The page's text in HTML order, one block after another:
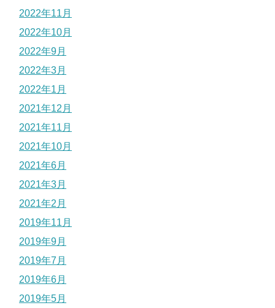
2022年11月
2022年10月
2022年9月
2022年3月
2022年1月
2021年12月
2021年11月
2021年10月
2021年6月
2021年3月
2021年2月
2019年11月
2019年9月
2019年7月
2019年6月
2019年5月